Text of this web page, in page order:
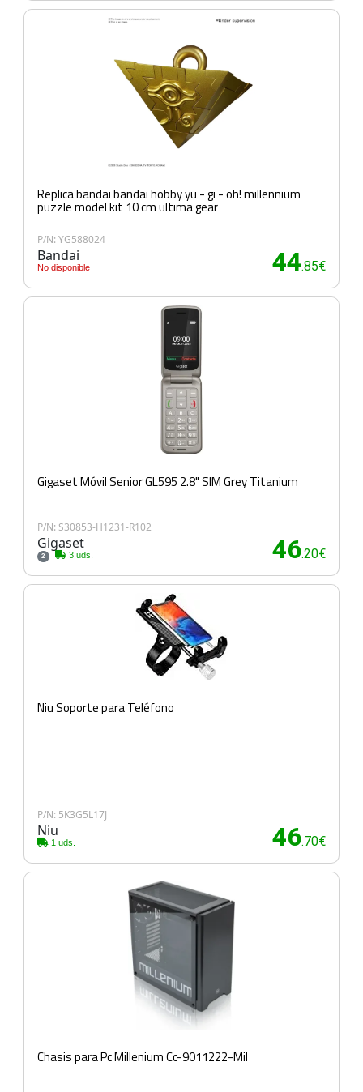
Replica bandai bandai hobby yu - gi - oh! millennium
puzzle model kit 10 cm ultima gear
P/N: YG588024
Bandai
No disponible 44.85€
Gigaset Móvil Senior GL595 2.8" SIM Grey Titanium
P/N: S30853-H1231-R102
Gigaset
2 3 uds. 46.20€
Niu Soporte para Teléfono
P/N: 5K3G5L17J
Niu
1 uds. 46.70€
Chasis para Pc Millenium Cc-9011222-Mil